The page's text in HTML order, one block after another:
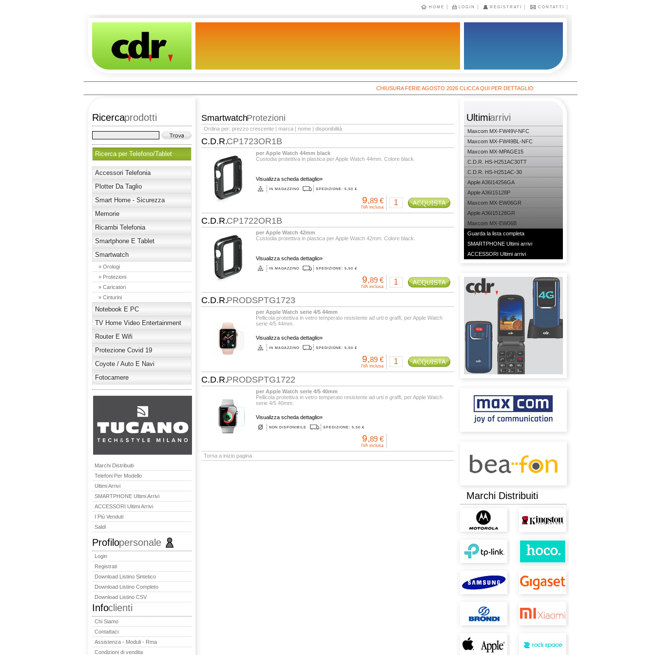
HOME LOGIN REGISTRATI CONTATTI
CHIUSURA FERIE AGOSTO 2026 CLICCA QUI PER DETTAGLIO
Ricercaprodotti
Ricerca per Telefono/Tablet
Accessori Telefonia
Plotter Da Taglio
Smart Home - Sicurezza
Memorie
Ricambi Telefonia
Smartphone E Tablet
Smartwatch
» Orologi
» Protezioni
» Caricatori
» Cinturini
Notebook E PC
TV Home Video Entertainment
Router E Wifi
Protezione Covid 19
Coyote / Auto E Navi
Fotocamere
Marchi Distribuiti
Telefoni Per Modello
Ultimi Arrivi
SMARTPHONE Ultimi Arrivi
ACCESSORI Ultimi Arrivi
I Più Venduti
Saldi
Profilopersonale
Login
Registrati
Download Listino Sintetico
Download Listino Completo
Download Listino CSV
Infoclienti
Chi Siamo
Contattaci
Assistenza - Moduli - Rma
Condizioni di vendita
SmartwatchProtezioni
Ordina per: prezzo crescente| marca| nome| disponibilità
C.D.R.CP1723OR1B
per Apple Watch 44mm black
Custodia protettiva in plastica per Apple Watch 44mm. Colore black.
Visualizza scheda dettaglio»
IN MAGAZZINO SPEDIZIONE: 5,50 €
9,89 €
IVA inclusa
C.D.R.CP1722OR1B
per Apple Watch 42mm
Custodia protettiva in plastica per Apple Watch 42mm. Colore black.
Visualizza scheda dettaglio»
IN MAGAZZINO SPEDIZIONE: 5,50 €
9,89 €
IVA inclusa
C.D.R.PRODSPTG1723
per Apple Watch serie 4/5 44mm
Pellicola protettiva in vetro temperato resistente ad urti e graffi, per Apple Watch
serie 4/5 44mm.
Visualizza scheda dettaglio»
IN MAGAZZINO SPEDIZIONE: 5,50 €
9,89 €
IVA inclusa
C.D.R.PRODSPTG1722
per Apple Watch serie 4/5 40mm
Pellicola protettiva in vetro temperato resistente ad urti e graffi, per Apple Watch
serie 4/5 40mm.
Visualizza scheda dettaglio»
NON DISPONIBILE SPEDIZIONE: 5,50 €
9,89 €
IVA inclusa
Torna a inizio pagina
Ultimiarrivi
Maxcom MX-FW49V-NFC
Maxcom MX-FW49BL-NFC
Maxcom MX-MPAGE15
C.D.R. HS-H251AC30TT
C.D.R. HS-H251AC-30
Apple A36I14256GA
Apple A36I15128P
Maxcom MX-EW06GR
Apple A36I15128GR
Maxcom MX-EW06B
Guarda la lista completa
SMARTPHONE Ultimi arrivi
ACCESSORI Ultimi arrivi
Marchi Distribuiti